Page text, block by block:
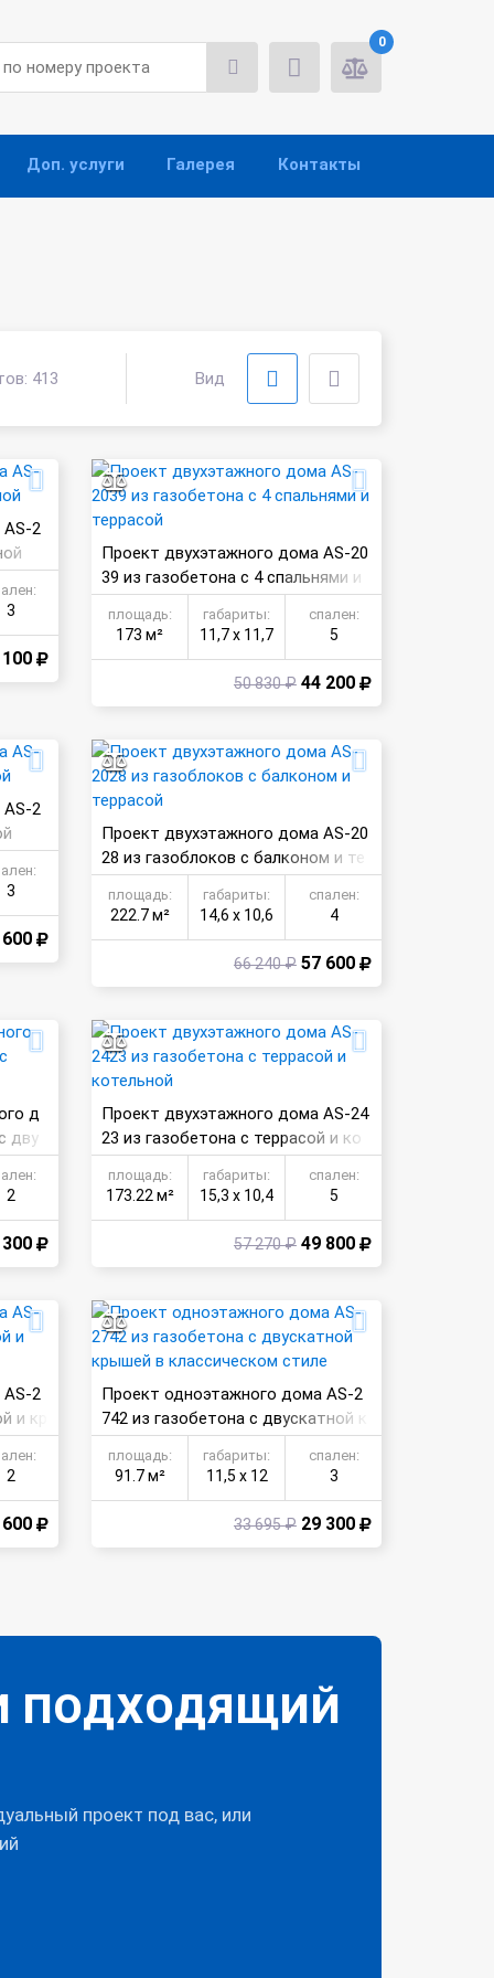
0
Доп. услуги Галерея Контакты
413 Вид
2
3
Проект двухэтажного дома AS-20
39 из газобетона с 4 спальнями и
террасой
площадь:
173 м²
габариты:
11,7 х 11,7
спален:
5
50 830 ₽ 44 200
2
3
Проект двухэтажного дома AS-20
28 из газоблоков с балконом и те
ррасой
площадь:
222.7 м²
габариты:
14,6 х 10,6
спален:
4
66 240 ₽ 57 600
д
дву
2
Проект двухэтажного дома AS-24
23 из газобетона с террасой и ко
тельной
площадь:
173.22 м²
габариты:
15,3 х 10,4
спален:
5
57 270 ₽ 49 800
2
и кр
2
Проект одноэтажного дома AS-2
742 из газобетона с двускатной к
рышей в классическом стиле
площадь:
91.7 м²
габариты:
11,5 х 12
спален:
3
33 695 ₽ 29 300
ПОДХОДЯЩИЙ
проект под вас, или